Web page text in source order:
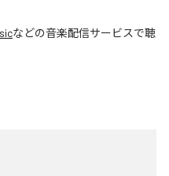
などの音楽配信サービスで聴